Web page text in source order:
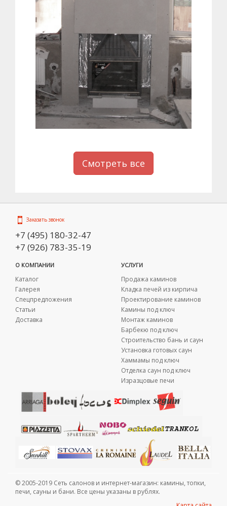
Смотреть все
Заказать звонок
+7 (495) 180-32-47
+7 (926) 783-35-19
О КОМПАНИИ
Каталог
Галерея
Спецпредложения
Статьи
Доставка
УСЛУГИ
Продажа каминов
Кладка печей из кирпича
Проектирование каминов
Камины под ключ
Монтаж каминов
Барбекю под ключ
Строительство бань и саун
Установка готовых саун
Хаммамы под ключ
Отделка саун под ключ
Изразцовые печи
© 2005-2019 Сеть салонов и интернет-магазин: камины, топки,
печи, сауны и бани. Все цены указаны в рублях.